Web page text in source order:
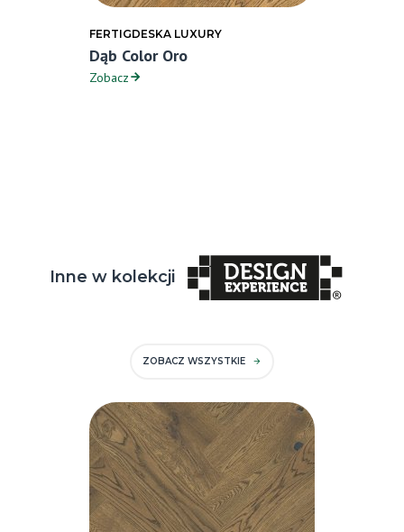
FERTIGDESKA LUXURY
Dąb Color Oro
Zobacz
Inne w kolekcji
ZOBACZ WSZYSTKIE